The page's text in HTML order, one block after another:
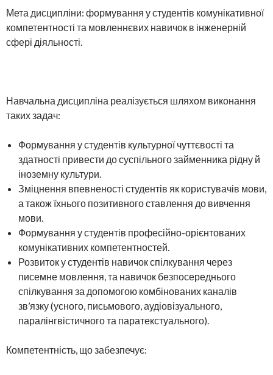
Мета дисципліни: формування у студентів комунікативної
компетентності та мовленнєвих навичок в інженерній
сфері діяльності.
Навчальна дисципліна реалізується шляхом виконання
таких задач:
Формування у студентів культурної чуттєвості та
здатності привести до суспільного займенника рідну й
іноземну культури.
Зміцнення впевненості студентів як користувачів мови,
а також їхнього позитивного ставлення до вивчення
мови.
Формування у студентів професійно-орієнтованих
комунікативних компетентностей.
Розвиток у студентів навичок спілкування через
писемне мовлення, та навичок безпосереднього
спілкування за допомогою комбінованих каналів
зв’язку (усного, письмового, аудіовізуального,
паралінгвістичного та паратекстуального).
Компетентність, що забезпечує: